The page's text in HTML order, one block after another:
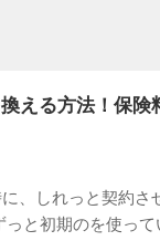
える方法！保険
、しれっと契約さ
っと初期のを使っ